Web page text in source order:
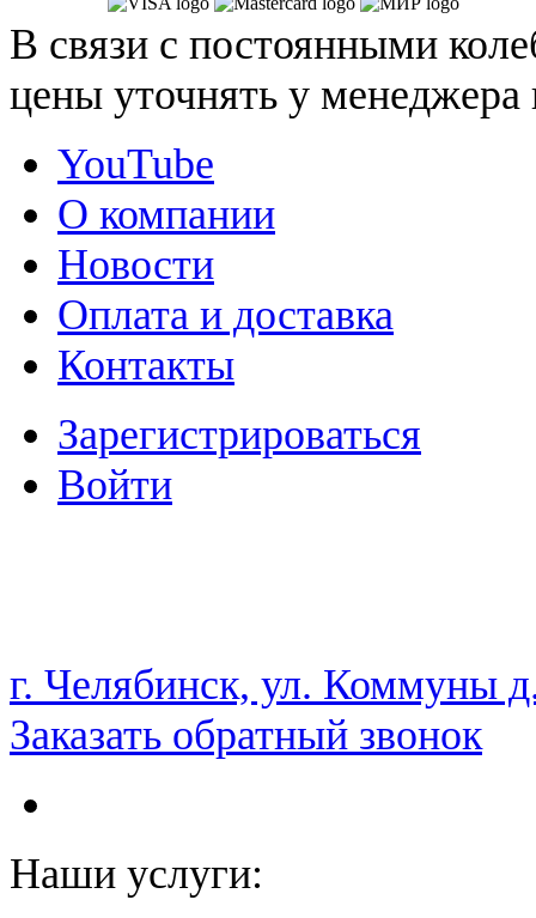
В связи с постоянными
цены уточнять у
YouTube
О компании
Новости
Оплата и доставка
Контакты
Зарегистрироваться
Войти
НАМ ДОВЕРЯЮТ С 2003 ГОДА
г. Челябинск, ул. Коммуны
Заказать обратный звонок
Наши услуги: